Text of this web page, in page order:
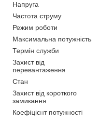
Напруга
Частота струму
Режим роботи
Максимальна потужність
Термін служби
Захист від
перевантаження
Стан
Захист від короткого
замикання
Коефіцієнт потужності